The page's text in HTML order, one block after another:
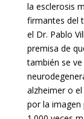
la esclerosis
firmantes del
el Dr. Pablo
premisa de
también se
alzheimer o
por la imagen